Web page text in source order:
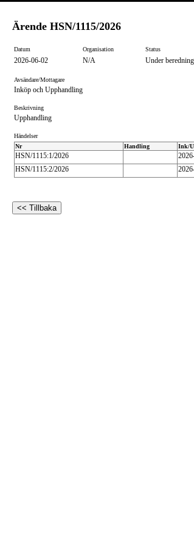
Ärende HSN/1115/2026
Datum Organisation Status
2026-06-02 N/A Under beredning
Avsändare/Mottagare
Inköp och Upphandling
Beskrivning
Upphandling
Händelser
Nr
Handling Ink/
HSN/1115:1/2026
HSN/1115:2/2026